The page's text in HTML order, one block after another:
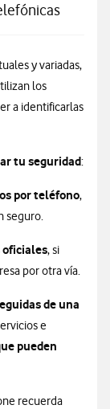
y variadas,
los
a identificarlas
tu seguridad:
por teléfono,
seguro.
oficiales, si
por otra vía.
de una
e
pueden
recuerda